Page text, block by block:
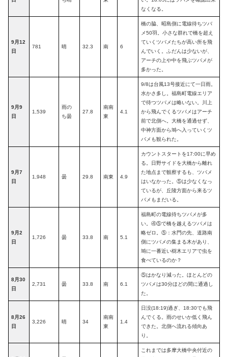
なくなる。
9月12
日
781 晴 32.3 南 6
橋の脇、昭島側に電線待ちツバ
メ50羽。小さな群れで橋を超え
ていくツバメたちが高い所を飛
んでいく。ふだんは少ないが、
アーチの上や中を飛ぶツバメが
多かった。
9月9
日
1,539
雨の
ち曇
27.8
南南
東
4.1
9/8は台風13号接近にて一日雨。
水かさ多し。福島町電線エリア
で待つツバメは略いない。川上
から飛んでくるツバメはアーチ
前で北側へ。大橋を通過せず、
中神方面から塒へ入っていくツ
バメも観られた。
9月7
日
1,948 曇 29.8 南東 4.9
カウントスタートを17:00に早め
る。日野サイドを大橋から離れ
た地点まで観察するも、ツバメ
はいなかった。⑤は少なくなっ
ているが、丘陵方面から来るツ
バメもまだいる。
9月2
日
1,726 曇 33.8 南 5.1
福島町の電線待ちツバメが多
い。④⑤で橋を越えるツバメは
略ゼロ。⑤：水門の先、道路南
側にツバメの集まる木があり、
塒に一番近い樹木エリアで虫を
食べているのか？
8月30
日
2,731 曇 33.8 南 6.1
⑤はかなり減った。ほとんどの
ツバメは30分ほどの間に通過し
た。
8月26
日
3,226 晴 34
南南
東
1.4
日没(18:19)過ぎ、18:30でも飛
んでくる。雨のせいか低く飛ん
できた。北側へ流れる傾向あ
り。
これまでは多摩大橋中央付近の